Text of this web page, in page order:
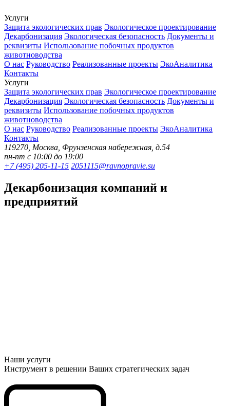
Услуги
Защита экологических прав Экологическое проектирование
Декарбонизация Экологическая безопасность Документы и
реквизиты Использование побочных продуктов
животноводства
О нас Руководство Реализованные проекты ЭкоАналитика
Контакты
Услуги
Защита экологических прав Экологическое проектирование
Декарбонизация Экологическая безопасность Документы и
реквизиты Использование побочных продуктов
животноводства
О нас Руководство Реализованные проекты ЭкоАналитика
Контакты
119270, Москва, Фрунзенская набережная, д.54
пн-пт с 10:00 до 19:00
+7 (495) 205-11-15 2051115@ravnopravie.su
Декарбонизация компаний и
предприятий
Наши услуги
Инструмент в решении Ваших стратегических задач